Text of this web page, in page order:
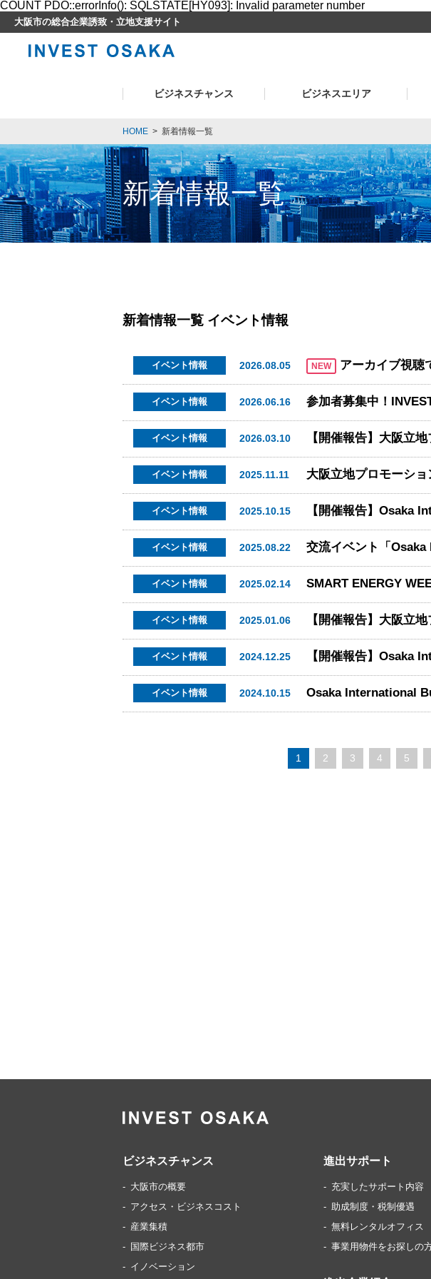
COUNT PDO::errorInfo(): SQLSTATE[HY093]: Invalid parameter number
大阪市の総合企業誘致・立地支援サイト
ビジネスチャンス ビジネスエリア
HOME > 新着情報一覧
新着情報一覧
新着情報一覧 イベント情報
イベント情報 2026.08.05 NEW アーカイブ視聴できます！INVEST
イベント情報 2026.06.16
イベント情報 2026.03.10
イベント情報 2025.11.11
イベント情報 2025.10.15 【開催報告】Osaka
イベント情報 2025.08.22
イベント情報 2025.02.14
イベント情報 2025.01.06
イベント情報 2024.12.25 【開催報告】Osaka
イベント情報 2024.10.15 Osaka International
1 2 3 4 5
ビジネスチャンス
大阪市の概要
アクセス・ビジネスコスト
産業集積
国際ビジネス都市
イノベーション
進出サポート
充実したサポート内容
助成制度・税制優遇
無料レンタルオフィス
事業用物件をお探しの